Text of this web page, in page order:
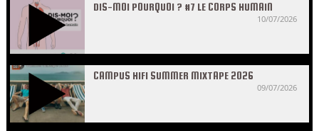
DIS-MOI POURQUOI ? #7 LE CORPS HUMAIN
10/07/2026
CAMPUS HIFI SUMMER MIXTAPE 2026
09/07/2026